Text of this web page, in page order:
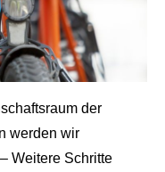
der
werden wir
Weitere Schritte